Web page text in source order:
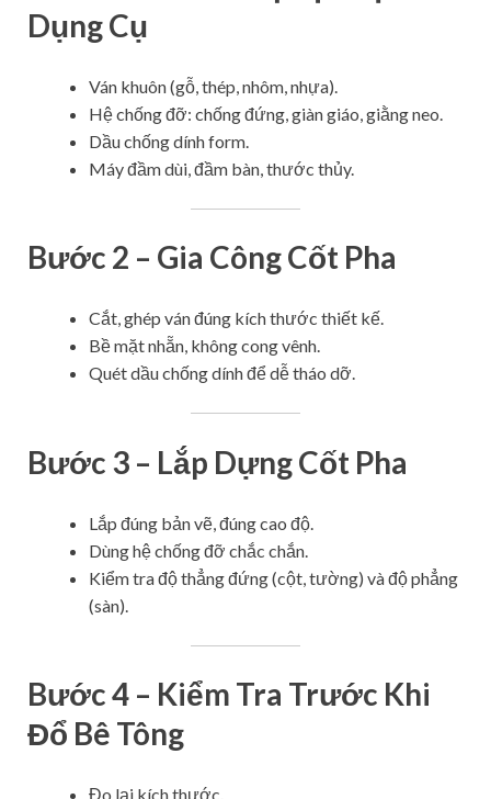
Dụng Cụ
Ván khuôn (gỗ, thép, nhôm, nhựa).
Hệ chống đỡ: chống đứng, giàn giáo, giằng neo.
Dầu chống dính form.
Máy đầm dùi, đầm bàn, thước thủy.
Bước 2 – Gia Công Cốt Pha
Cắt, ghép ván đúng kích thước thiết kế.
Bề mặt nhẵn, không cong vênh.
Quét dầu chống dính để dễ tháo dỡ.
Bước 3 – Lắp Dựng Cốt Pha
Lắp đúng bản vẽ, đúng cao độ.
Dùng hệ chống đỡ chắc chắn.
Kiểm tra độ thẳng đứng (cột, tường) và độ phẳng
(sàn).
Bước 4 – Kiểm Tra Trước Khi
Đổ Bê Tông
Đo lại kích thước.